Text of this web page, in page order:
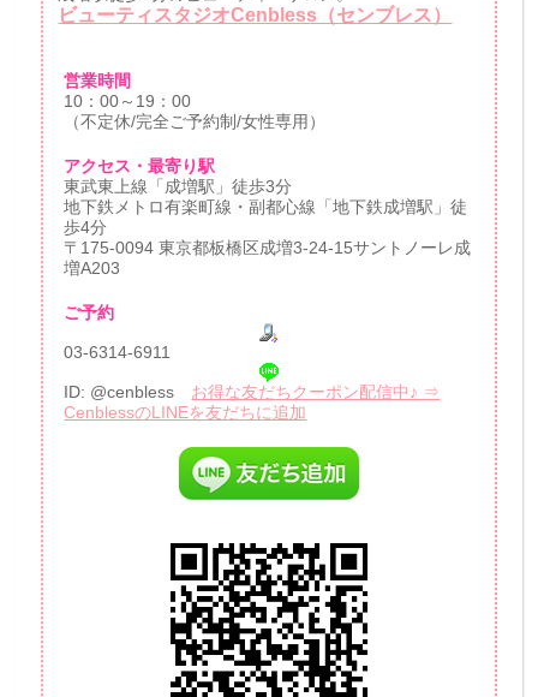
ビューティスタジオCenbless（センブレス）
営業時間
10：00～19：00
（不定休/完全ご予約制/女性専用）
アクセス・最寄り駅
東武東上線「成増駅」徒歩3分
地下鉄メトロ有楽町線・副都心線「地下鉄成増駅」徒
歩4分
〒175-0094 東京都板橋区成増3-24-15サントノーレ成
増A203
ご予約
03-6314-6911
ID: @cenbless お得な友だちクーポン配信中♪ ⇒
CenblessのLINEを友だちに追加